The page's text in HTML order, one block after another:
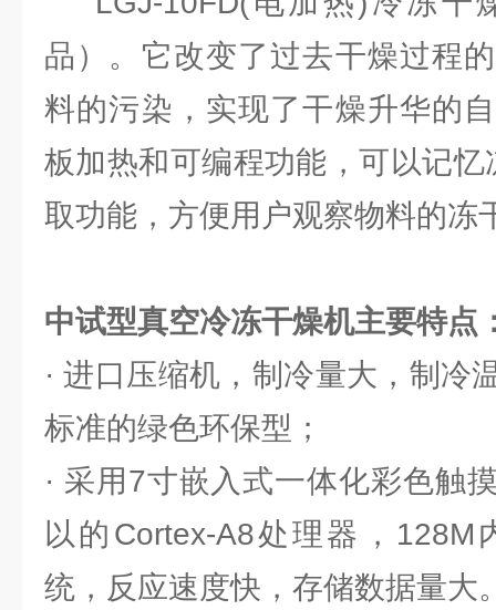
品）。它改变了过去干燥过程
料的污染，实现了干燥升华的
板加热和可编程功能，可以记
取功能，方便用户观察物料的冻
中试型真空冷冻干燥机主要特点
· 进口压缩机，制冷量大，制冷
标准的绿色环保型；
· 采用7寸嵌入式一体化彩色触
以的Cortex-A8处理器，
统，反应速度快，存储数据量大